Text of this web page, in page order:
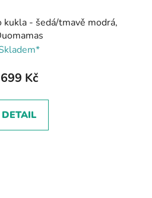
- šedá/tmavě modrá,
699 Kč
DETAIL